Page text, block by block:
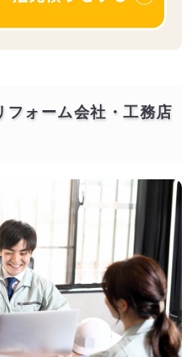
フォーム会社・工務店